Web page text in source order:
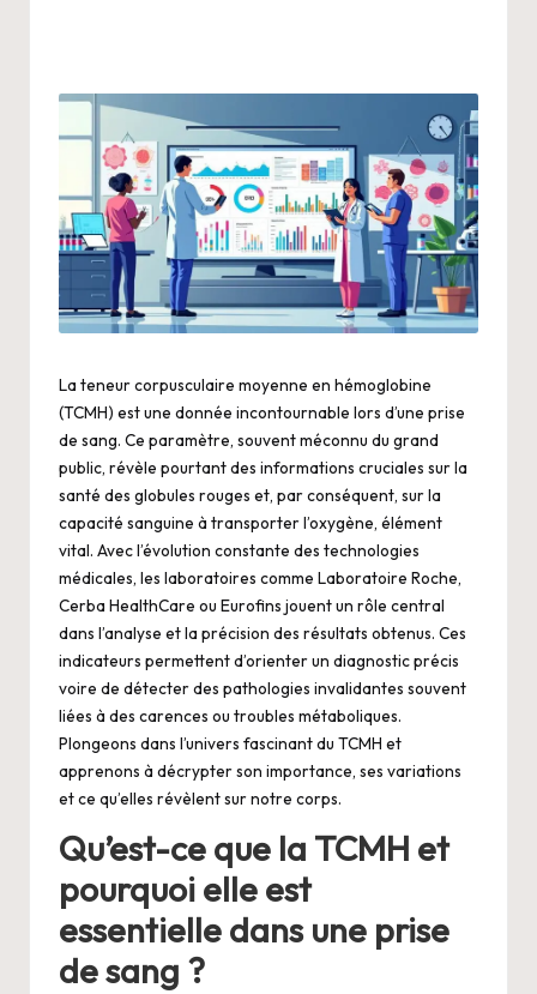
La teneur corpusculaire moyenne en hémoglobine
(TCMH) est une donnée incontournable lors d’une prise
de sang. Ce paramètre, souvent méconnu du grand
public, révèle pourtant des informations cruciales sur la
santé des globules rouges et, par conséquent, sur la
capacité sanguine à transporter l’oxygène, élément
vital. Avec l’évolution constante des technologies
médicales, les laboratoires comme Laboratoire Roche,
Cerba HealthCare ou Eurofins jouent un rôle central
dans l’analyse et la précision des résultats obtenus. Ces
indicateurs permettent d’orienter un diagnostic précis
voire de détecter des pathologies invalidantes souvent
liées à des carences ou troubles métaboliques.
Plongeons dans l’univers fascinant du TCMH et
apprenons à décrypter son importance, ses variations
et ce qu’elles révèlent sur notre corps.
Qu’est-ce que la TCMH et
pourquoi elle est
essentielle dans une prise
de sang ?